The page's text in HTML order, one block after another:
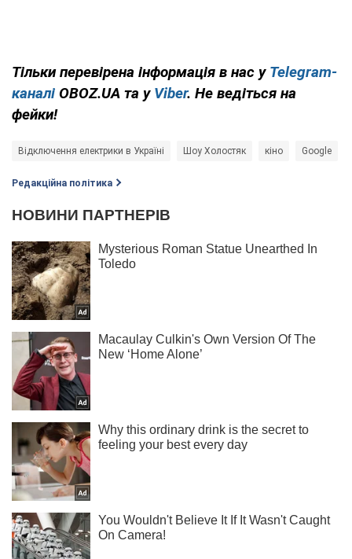
Тільки перевірена інформація в нас у Telegram-
каналі OBOZ.UA та у Viber. Не ведіться на
фейки!
Відключення електрики в Україні Шоу Холостяк кіно Google
Редакційна політика